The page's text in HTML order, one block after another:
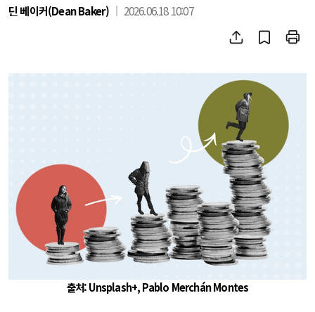
딘 베이커(Dean Baker) 2026.06.18 10:07
출처: Unsplash+, Pablo Merchán Montes